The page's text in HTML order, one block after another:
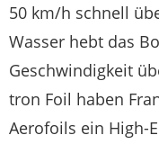
50 km/h schnell
Wasser hebt das
Geschwindigkeit
tron Foil haben
Aerofoils ein High-